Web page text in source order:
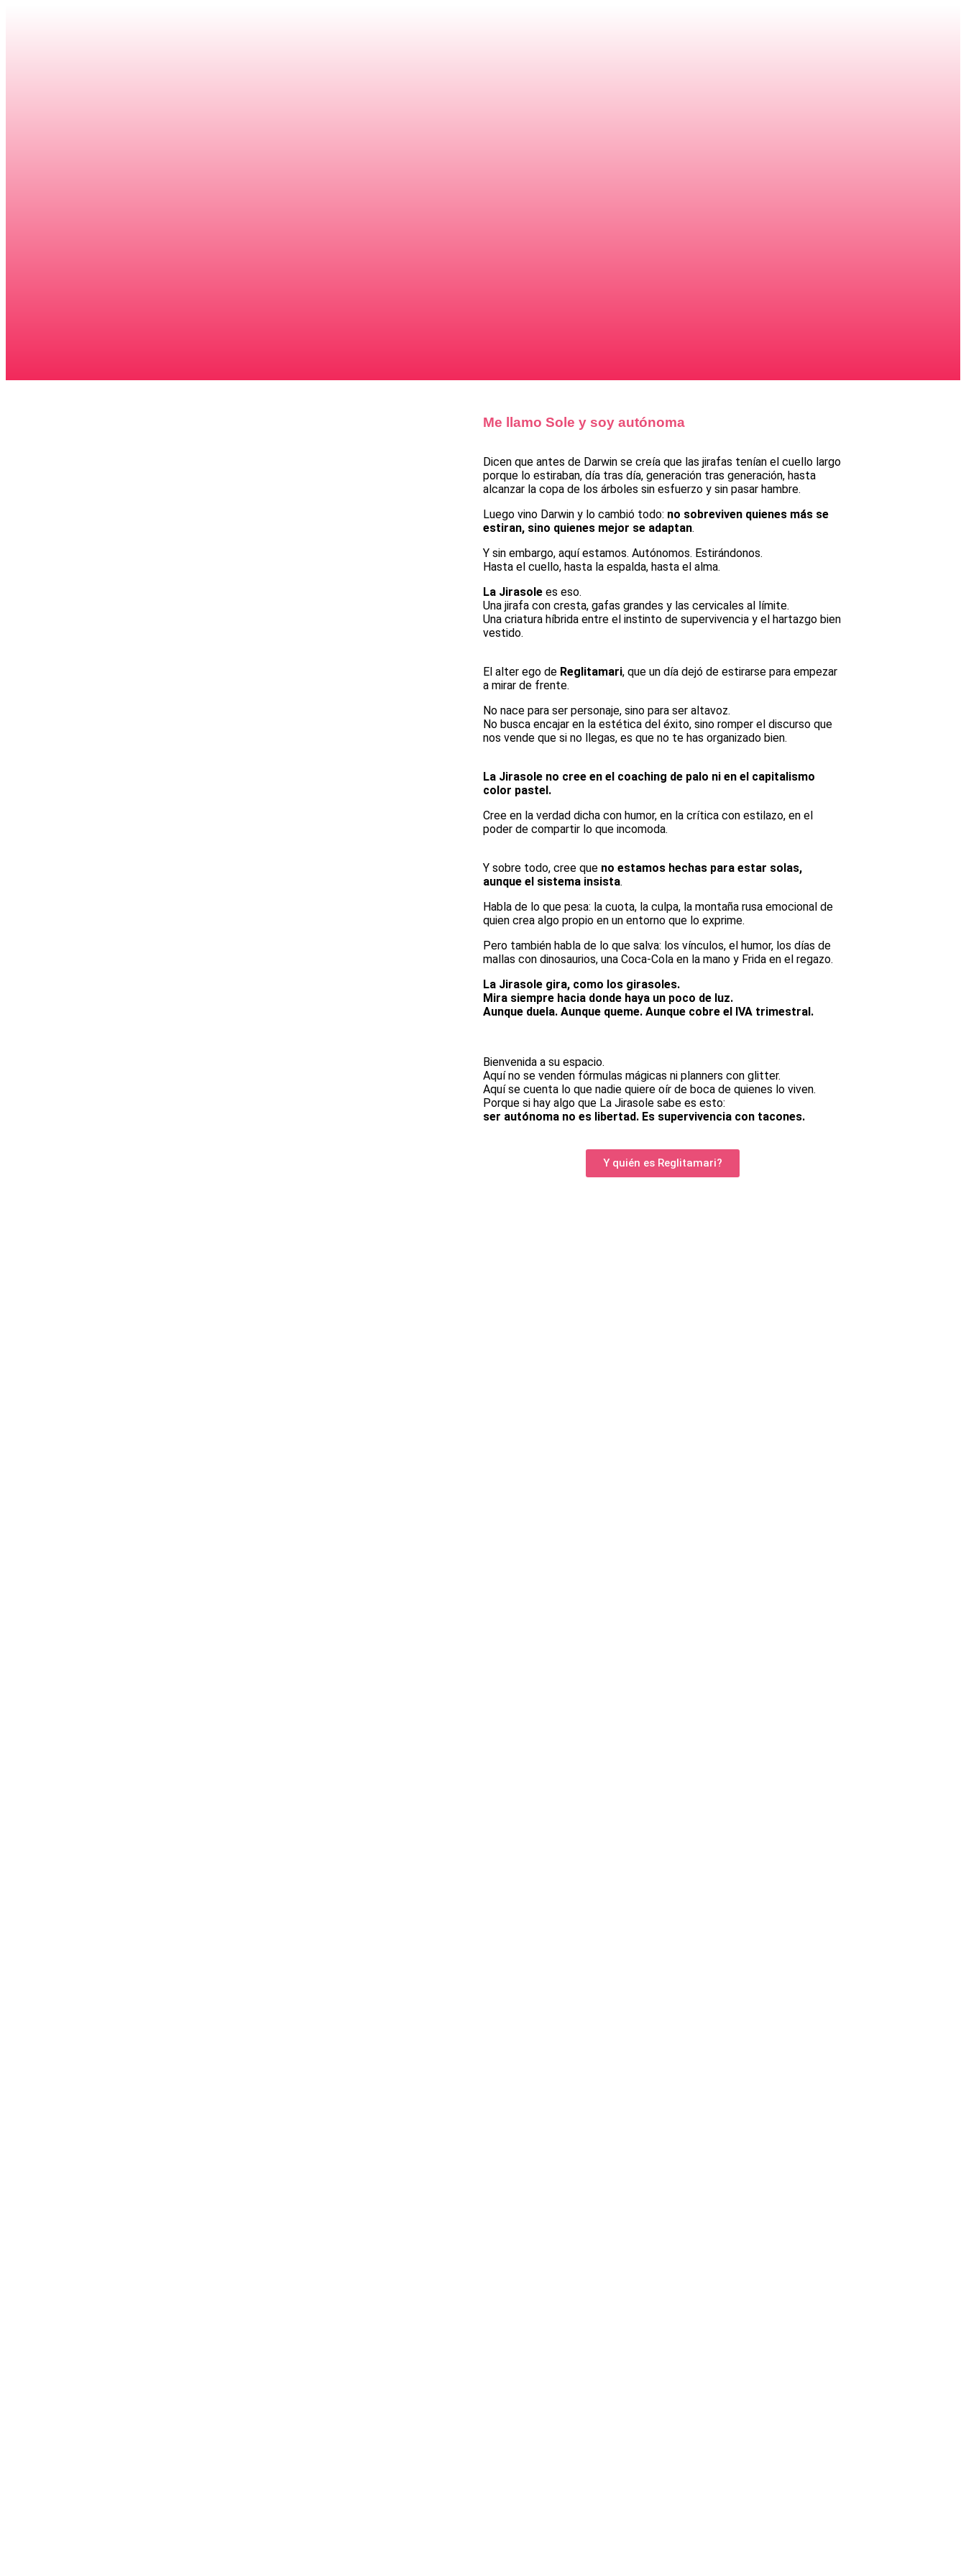
Me llamo Sole y soy autónoma
Dicen que antes de Darwin se creía que las jirafas tenían el cuello largo
porque lo estiraban, día tras día, generación tras generación, hasta
alcanzar la copa de los árboles sin esfuerzo y sin pasar hambre.
Luego vino Darwin y lo cambió todo: no sobreviven quienes más se
estiran, sino quienes mejor se adaptan.
Y sin embargo, aquí estamos. Autónomos. Estirándonos.
Hasta el cuello, hasta la espalda, hasta el alma.
La Jirasole es eso.
Una jirafa con cresta, gafas grandes y las cervicales al límite.
Una criatura híbrida entre el instinto de supervivencia y el hartazgo bien
vestido.
El alter ego de Reglitamari, que un día dejó de estirarse para empezar
a mirar de frente.
No nace para ser personaje, sino para ser altavoz.
No busca encajar en la estética del éxito, sino romper el discurso que
nos vende que si no llegas, es que no te has organizado bien.
La Jirasole no cree en el coaching de palo ni en el capitalismo
color pastel.
Cree en la verdad dicha con humor, en la crítica con estilazo, en el
poder de compartir lo que incomoda.
Y sobre todo, cree que no estamos hechas para estar solas,
aunque el sistema insista.
Habla de lo que pesa: la cuota, la culpa, la montaña rusa emocional de
quien crea algo propio en un entorno que lo exprime.
Pero también habla de lo que salva: los vínculos, el humor, los días de
mallas con dinosaurios, una Coca-Cola en la mano y Frida en el regazo.
La Jirasole gira, como los girasoles.
Mira siempre hacia donde haya un poco de luz.
Aunque duela. Aunque queme. Aunque cobre el IVA trimestral.
Bienvenida a su espacio.
Aquí no se venden fórmulas mágicas ni planners con glitter.
Aquí se cuenta lo que nadie quiere oír de boca de quienes lo viven.
Porque si hay algo que La Jirasole sabe es esto:
ser autónoma no es libertad. Es supervivencia con tacones.
Y quién es Reglitamari?